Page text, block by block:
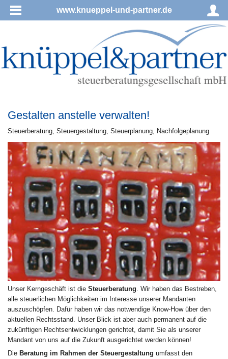
www.knueppel-und-partner.de
Gestalten anstelle verwalten!
Steu­er­be­ra­tung, Steu­er­ge­stal­tung, Steu­er­pla­nung, Nachfolgeplanung
Unser Kerngeschäft ist die Steuerberatung . Wir haben das Bestreben,
alle steuerlichen Möglichkeiten im Interesse unserer Mandanten
auszuschöpfen. Dafür haben wir das notwendige Know-How über den
aktuellen Rechtsstand. Unser Blick ist aber auch permanent auf die
zukünftigen Rechtsentwicklungen gerichtet, damit Sie als unserer
Mandant von uns auf die Zukunft ausgerichtet werden können!
Die Beratung im Rahmen der Steuergestaltung umfasst den